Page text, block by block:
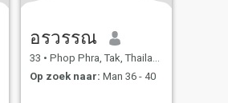
อรวรรณ
33 • Phop Phra, Tak, Thailand
Op zoek naar: Man 36 - 40